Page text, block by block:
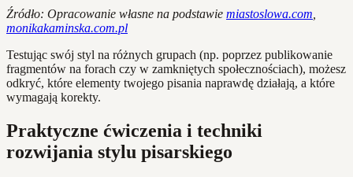
Źródło: Opracowanie własne na podstawie miastoslowa.com
monikakaminska.com.pl
Testując swój styl na różnych grupach (np. poprzez publikowanie
fragmentów na forach czy w zamkniętych społecznościach), możesz
odkryć, które elementy twojego pisania naprawdę działają, a które
wymagają korekty.
Praktyczne ćwiczenia i techniki
rozwijania stylu pisarskiego